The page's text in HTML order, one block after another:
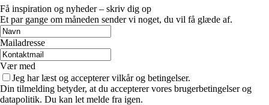
Få inspiration og nyheder – skriv dig op
Et par gange om måneden sender vi noget, du vil få glæde af.
Mailadresse
Vær med
Jeg har læst og accepterer vilkår og betingelser.
Din tilmelding betyder, at du accepterer vores brugerbetingelser og
datapolitik. Du kan let melde fra igen.